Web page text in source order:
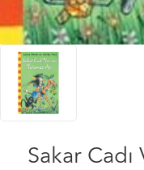
Sakar Cadı